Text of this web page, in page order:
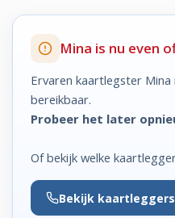
Mina is nu even
Ervaren kaartlegster
bereikbaar.
Probeer het later
Of bekijk welke
Bekijk